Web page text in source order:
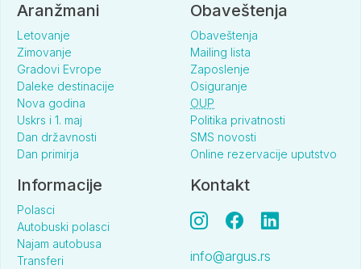
Aranžmani
Letovanje
Zimovanje
Gradovi Evrope
Daleke destinacije
Nova godina
Uskrs i 1. maj
Dan državnosti
Dan primirja
Obaveštenja
Obaveštenja
Mailing lista
Zaposlenje
Osiguranje
OUP
Politika privatnosti
SMS novosti
Online rezervacije uputstvo
Informacije
Polasci
Autobuski polasci
Najam autobusa
Transferi
Kontakt
info@argus.rs